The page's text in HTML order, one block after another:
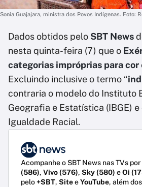
Sonia Guajajara, ministra dos Povos Indígenas. Foto:
Dados obtidos pelo SBT News
nesta quinta-feira (7) que o
categorias impróprias para cor
Excluindo inclusive o termo “
contraria o modelo do Instituto
Geografia e Estatística (IBGE)
Igualdade Racial.
Acompanhe o SBT News nas TVs
(586), Vivo (576), Sky (580) eOi
pelo+SBT, SiteeYouTube, além